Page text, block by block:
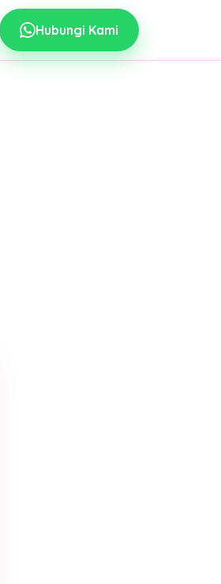
Hubungi Kami